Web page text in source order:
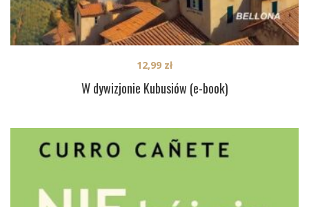
W dywizjonie Kubusiów (e-book)
12,99 zł